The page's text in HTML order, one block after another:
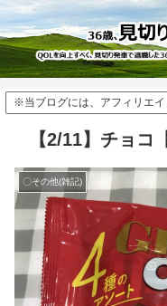
※当ブログには、アフィリエ
【2/11】チョコ
〇その他(雑記)